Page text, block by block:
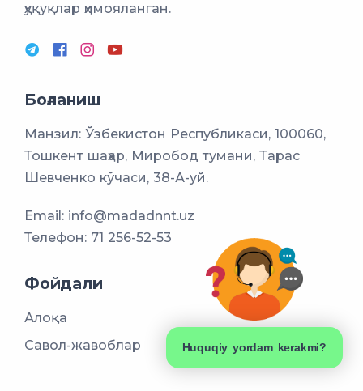
ҳуқуқлар ҳимояланган.
Боғланиш
Манзил: Ўзбекистон Республикаси, 100060,
Тошкент шаҳар, Миробод тумани, Тарас
Шевченко кўчаси, 38-А-уй.
Email: info@madadnnt.uz
Телефон: 71 256-52-53
Фойдали
Алоқа
Савол-жавоблар
Huquqiy yordam kerakmi?